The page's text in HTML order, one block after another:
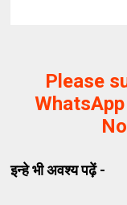
Please
इन्हे भी अवश्य पढ़ें -